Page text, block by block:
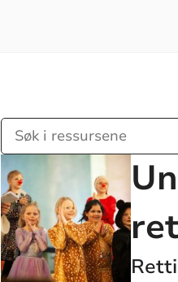
Søk
i
ressursene